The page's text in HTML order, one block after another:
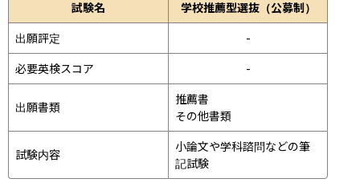
試験名
学校推薦型選抜（公募制）
出願評定
-
必要英検スコア
-
出願書類
推薦書
その他書類
試験内容
小論文や学科諮問などの筆
記試験